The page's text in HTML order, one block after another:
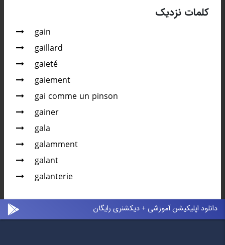
کلمات نزدیک
gain
gaillard
gaieté
gaiement
gai comme un pinson
gainer
gala
galamment
galant
galanterie
دانلود اپلیکیشن آموزشی + دیکشنری رایگان